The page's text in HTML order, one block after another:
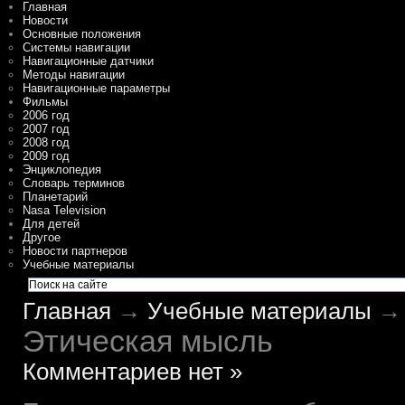
Главная
Новости
Основные положения
Системы навигации
Навигационные датчики
Методы навигации
Навигационные параметры
Фильмы
2006 год
2007 год
2008 год
2009 год
Энциклопедия
Словарь терминов
Планетарий
Nasa Television
Для детей
Другое
Новости партнеров
Учебные материалы
Главная → Учебные материалы →
Этическая мысль
Комментариев нет »